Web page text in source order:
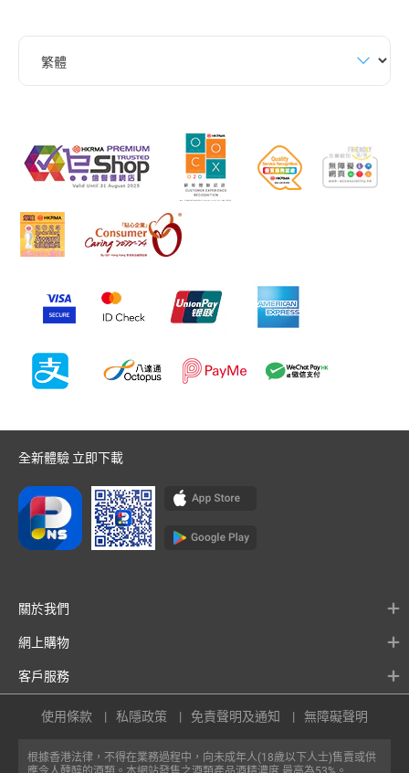
全新體驗 立即下載
關於我們
網上購物
客戶服務
根據香港法律，不得在業務過程中，向未成年人(18歲以下人士)售賣或供
使用條款 私隱政策 免責聲明及通知 無障礙聲明